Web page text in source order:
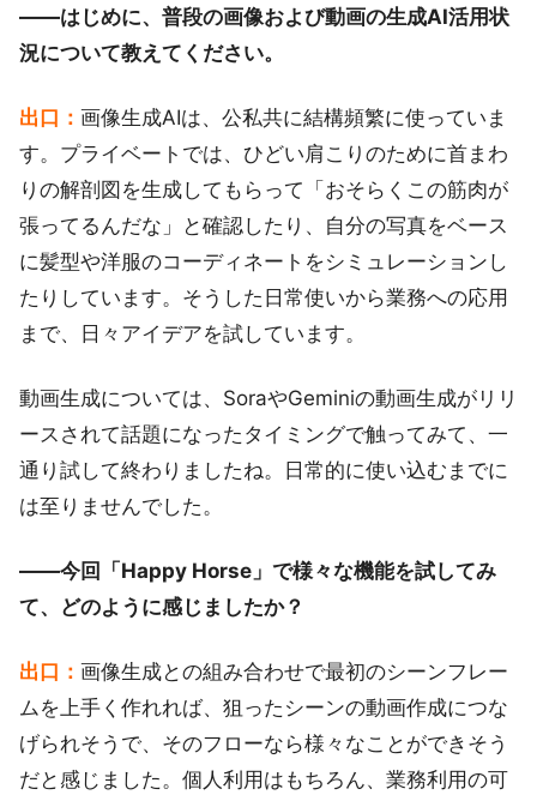
――はじめに、普段の画像および動画の生成AI活用状
況について教えてください。
出口： 画像生成AIは、公私共に結構頻繁に使っていま
す。プライベートでは、ひどい肩こりのために首まわ
りの解剖図を生成してもらって「おそらくこの筋肉が
張ってるんだな」と確認したり、自分の写真をベース
に髪型や洋服のコーディネートをシミュレーションし
たりしています。そうした日常使いから業務への応用
まで、日々アイデアを試しています。
動画生成については、SoraやGeminiの動画生成がリリ
ースされて話題になったタイミングで触ってみて、一
通り試して終わりましたね。日常的に使い込むまでに
は至りませんでした。
――今回「Happy Horse」で様々な機能を試してみ
て、どのように感じましたか？
出口： 画像生成との組み合わせで最初のシーンフレー
ムを上手く作れれば、狙ったシーンの動画作成につな
げられそうで、そのフローなら様々なことができそう
だと感じました。個人利用はもちろん、業務利用の可